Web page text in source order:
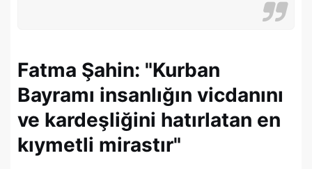
Fatma Şahin: "Kurban
Bayramı insanlığın vicdanını
ve kardeşliğini hatırlatan en
kıymetli mirastır"